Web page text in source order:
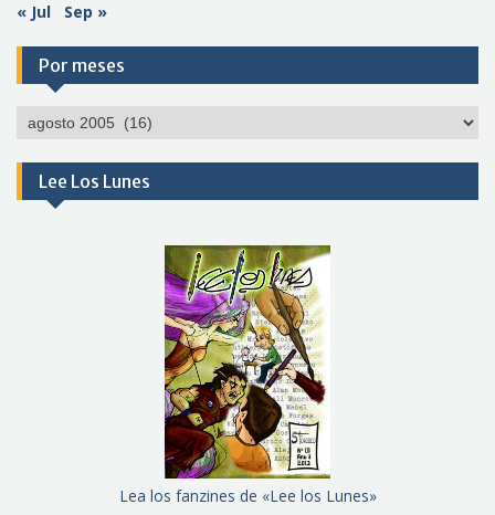
« Jul Sep »
Por meses
Por
Lee Los Lunes
Lea los fanzines de «Lee los Lunes»